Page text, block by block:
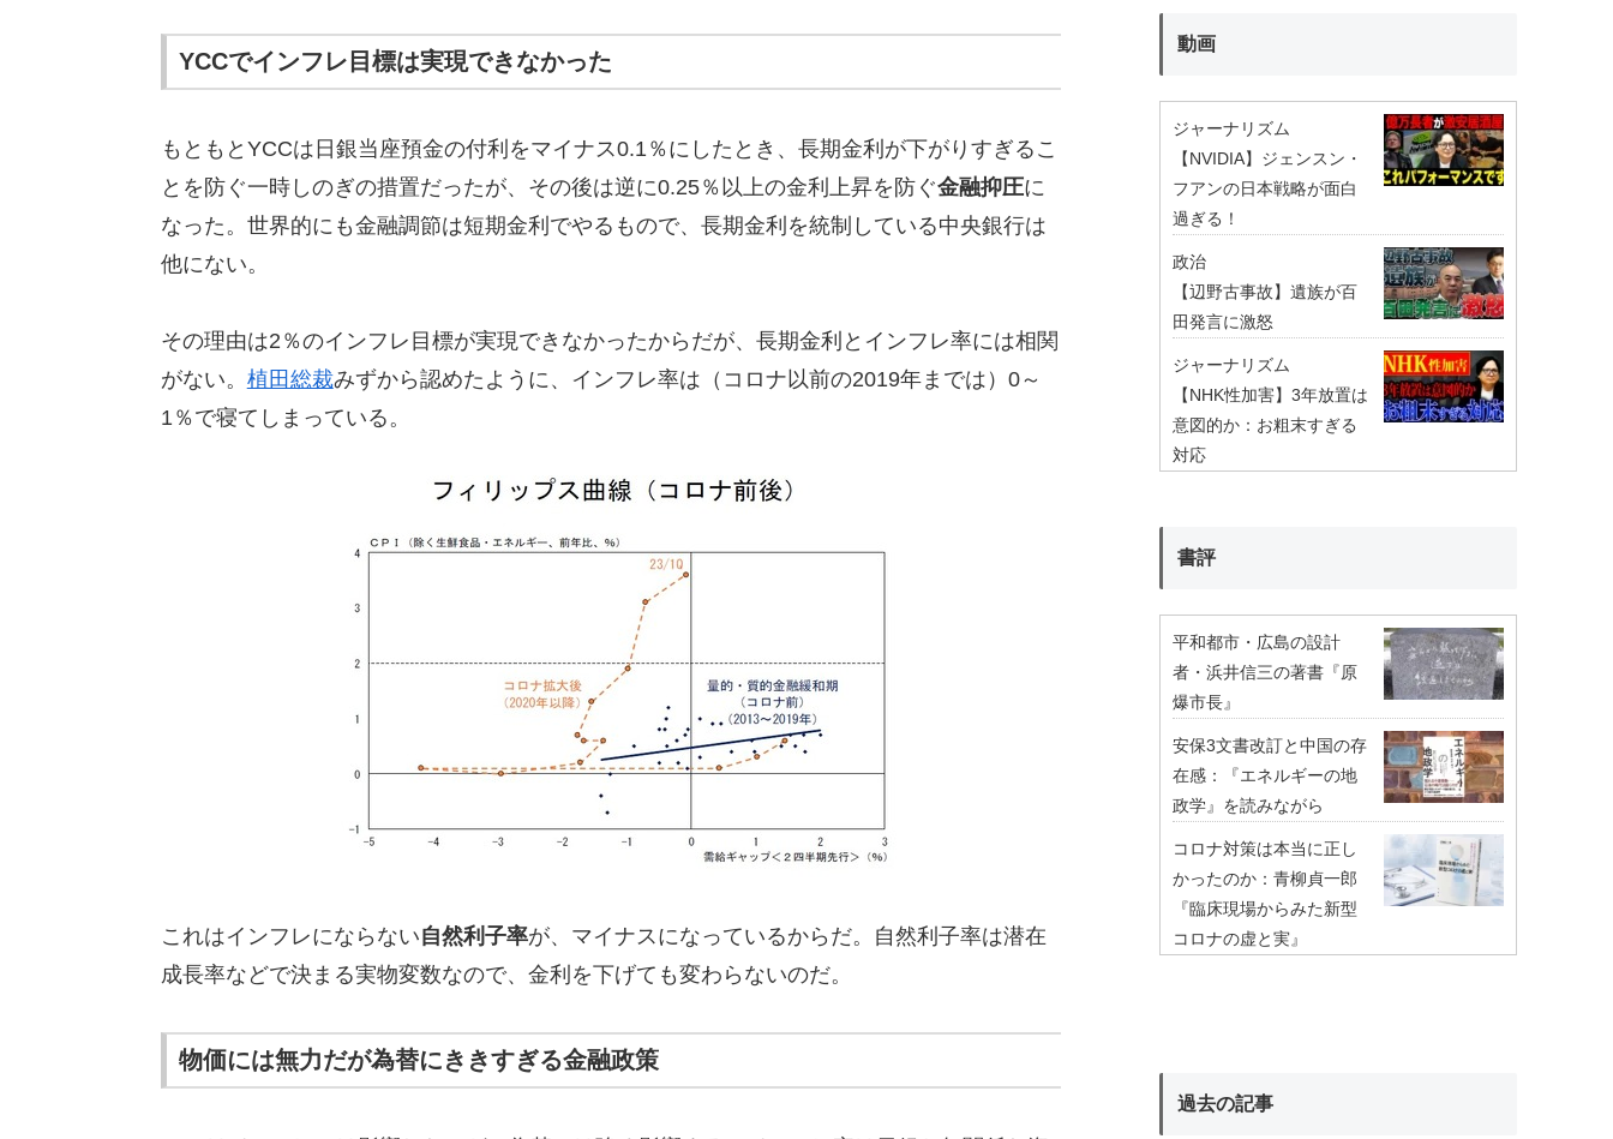
YCCでインフレ目標は実現できなかった
もともとYCCは日銀当座預金の付利をマイナス0.1％にしたとき、長期金利が下がりすぎるこ
とを防ぐ一時しのぎの措置だったが、その後は逆に0.25％以上の金利上昇を防ぐ金融抑圧に
なった。世界的にも金融調節は短期金利でやるもので、長期金利を統制している中央銀行は
他にない。
その理由は2％のインフレ目標が実現できなかったからだが、長期金利とインフレ率には相関
がない。 植田総裁みずから認めたように、インフレ率は（コロナ以前の2019年までは）0～
1％で寝てしまっている。
これはインフレにならない自然利子率が、マイナスになっているからだ。自然利子率は潜在
成長率などで決まる実物変数なので、金利を下げても変わらないのだ。
物価には無力だが為替にききすぎる金融政策
動画
ジャーナリズム
【NVIDIA】ジェンスン・
フアンの日本戦略が面白
過ぎる！
政治
【辺野古事故】遺族が百
田発言に激怒
ジャーナリズム
【NHK性加害】3年放置は
意図的か：お粗末すぎる
対応
書評
平和都市・広島の設計
者・浜井信三の著書『原
爆市長』
安保3文書改訂と中国の存
在感：『エネルギーの地
政学』を読みながら
コロナ対策は本当に正し
かったのか：青柳貞一郎
『臨床現場からみた新型
コロナの虚と実』
過去の記事